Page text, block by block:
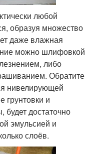
любой
образуя множество
даже влажная
можно шлифовкой
либо
Обратите
нивелирующей
грунтовки и
будет достаточно
эмульсией и
слоёв.